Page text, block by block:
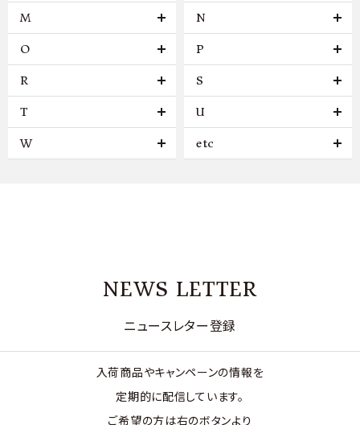
M N
O P
R S
T U
W etc
NEWS LETTER
ニュースレター登録
入荷商品やキャンペーンの情報を
定期的に配信しています。
ご希望の方は右のボタンより